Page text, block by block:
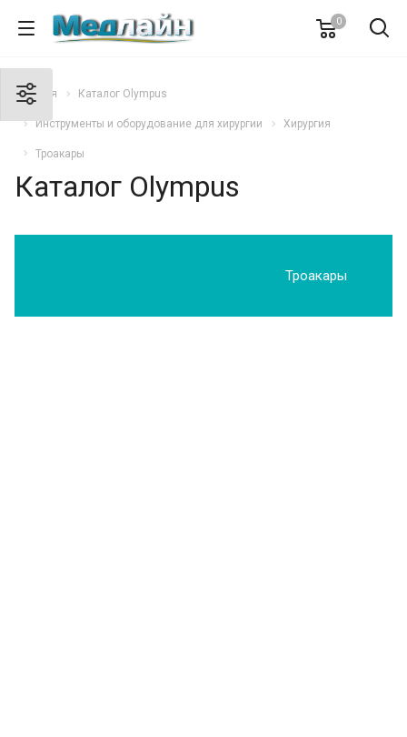
0
Главная Каталог Olympus
Инструменты и оборудование для хирургии Хирургия
Троакары
Каталог Olympus
Троакары